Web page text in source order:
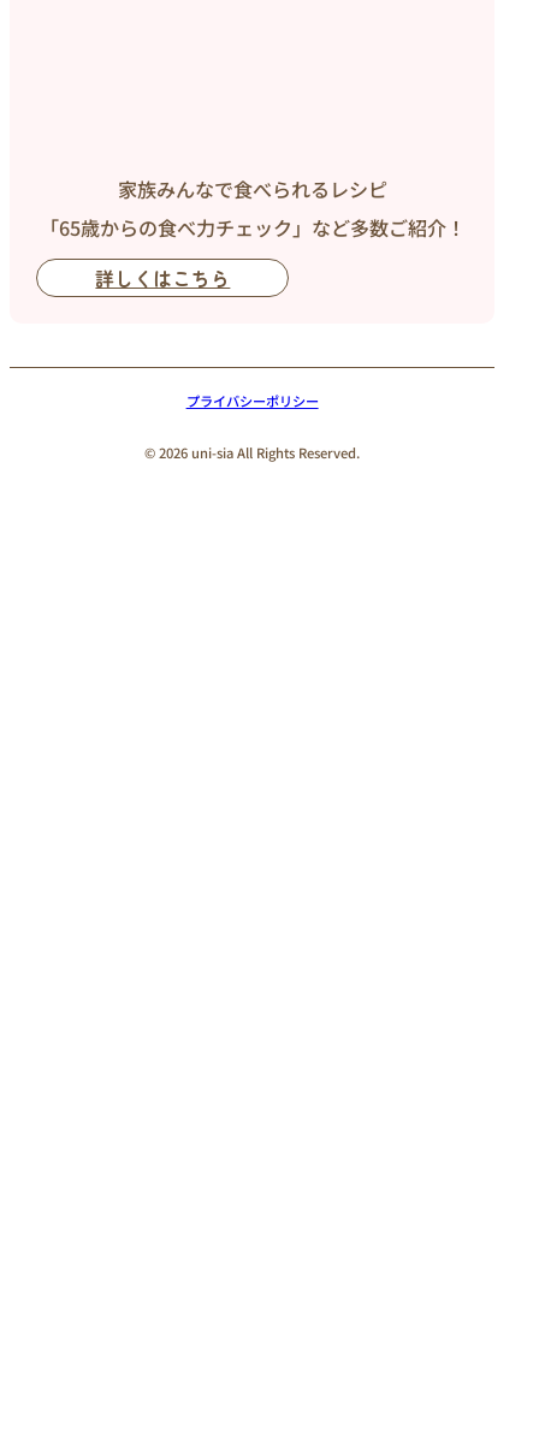
家族みんなで食べられるレシピ
「65歳からの食べ力チェック」など多数ご紹介！
詳しくはこちら
プライバシーポリシー
© 2026 uni-sia All Rights Reserved.